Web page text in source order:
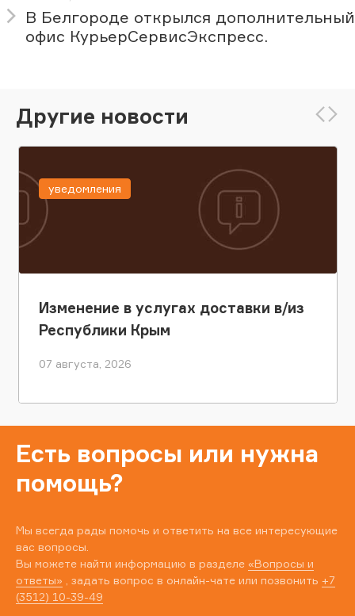
В Белгороде открылся дополнительный
офис КурьерСервисЭкспресс.
Другие новости
Изменение в услугах доставки в/из
Республики Крым
07 августа, 2026
уведомления
Есть вопросы или нужна
помощь?
Мы всегда рады помочь и ответить на все интересующие
вас вопросы.
Вы можете найти информацию в разделе «Вопросы и
ответы» , задать вопрос в онлайн-чате или позвонить +7
(3512) 10-39-49